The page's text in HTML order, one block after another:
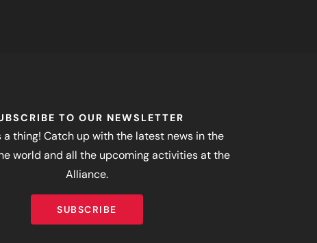
TO OUR NEWSLETTER
a thing! Catch up with the latest news in the
world and all the upcoming activities at the
Alliance.
SUBSCRIBE
SUBSCRIBE